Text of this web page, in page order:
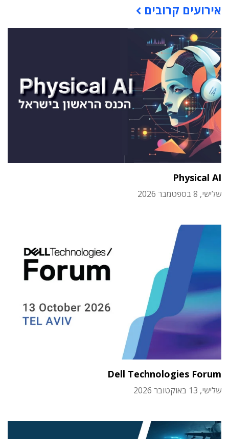
אירועים קרובים
Physical AI
שלישי, 8 בספטמבר 2026
Dell Technologies Forum
שלישי, 13 באוקטובר 2026